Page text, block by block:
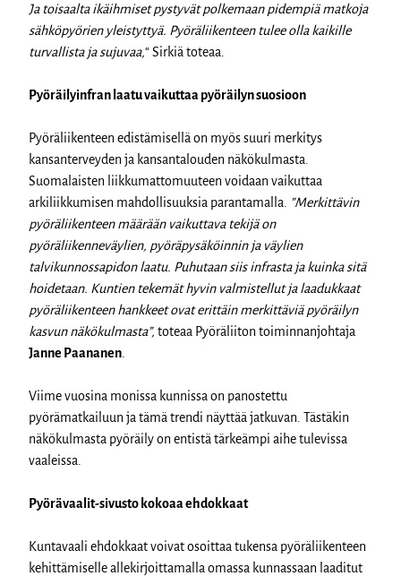
Ja toisaalta ikäihmiset pystyvät polkemaan pidempiä matkoja
sähköpyörien yleistyttyä. Pyöräliikenteen tulee olla kaikille
turvallista ja sujuvaa,“ Sirkiä toteaa.
Pyöräilyinfran laatu vaikuttaa pyöräilyn suosioon
Pyöräliikenteen edistämisellä on myös suuri merkitys
kansanterveyden ja kansantalouden näkökulmasta.
Suomalaisten liikkumattomuuteen voidaan vaikuttaa
arkiliikkumisen mahdollisuuksia parantamalla.
”Merkittävin
pyöräliikenteen määrään vaikuttava tekijä on
pyöräliikenneväylien, pyöräpysäköinnin ja väylien
talvikunnossapidon laatu. Puhutaan siis infrasta ja kuinka sitä
hoidetaan. Kuntien tekemät hyvin valmistellut ja laadukkaat
pyöräliikenteen hankkeet ovat erittäin merkittäviä pyöräilyn
kasvun näkökulmasta”, toteaa Pyöräliiton toiminnanjohtaja
Janne Paananen
Viime vuosina monissa kunnissa on panostettu
pyörämatkailuun ja tämä trendi näyttää jatkuvan. Tästäkin
näkökulmasta pyöräily on entistä tärkeämpi aihe tulevissa
vaaleissa.
Pyörävaalit-sivusto kokoaa ehdokkaat
Kuntavaali ehdokkaat voivat osoittaa tukensa pyöräliikenteen
kehittämiselle allekirjoittamalla omassa kunnassaan laaditut